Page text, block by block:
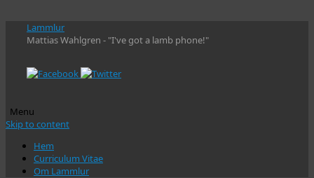
Lammlur
Mattias Wahlgren - "I've got a lamb phone!"
Menu
Skip to content
Hem
Curriculum Vitae
Om Lammlur